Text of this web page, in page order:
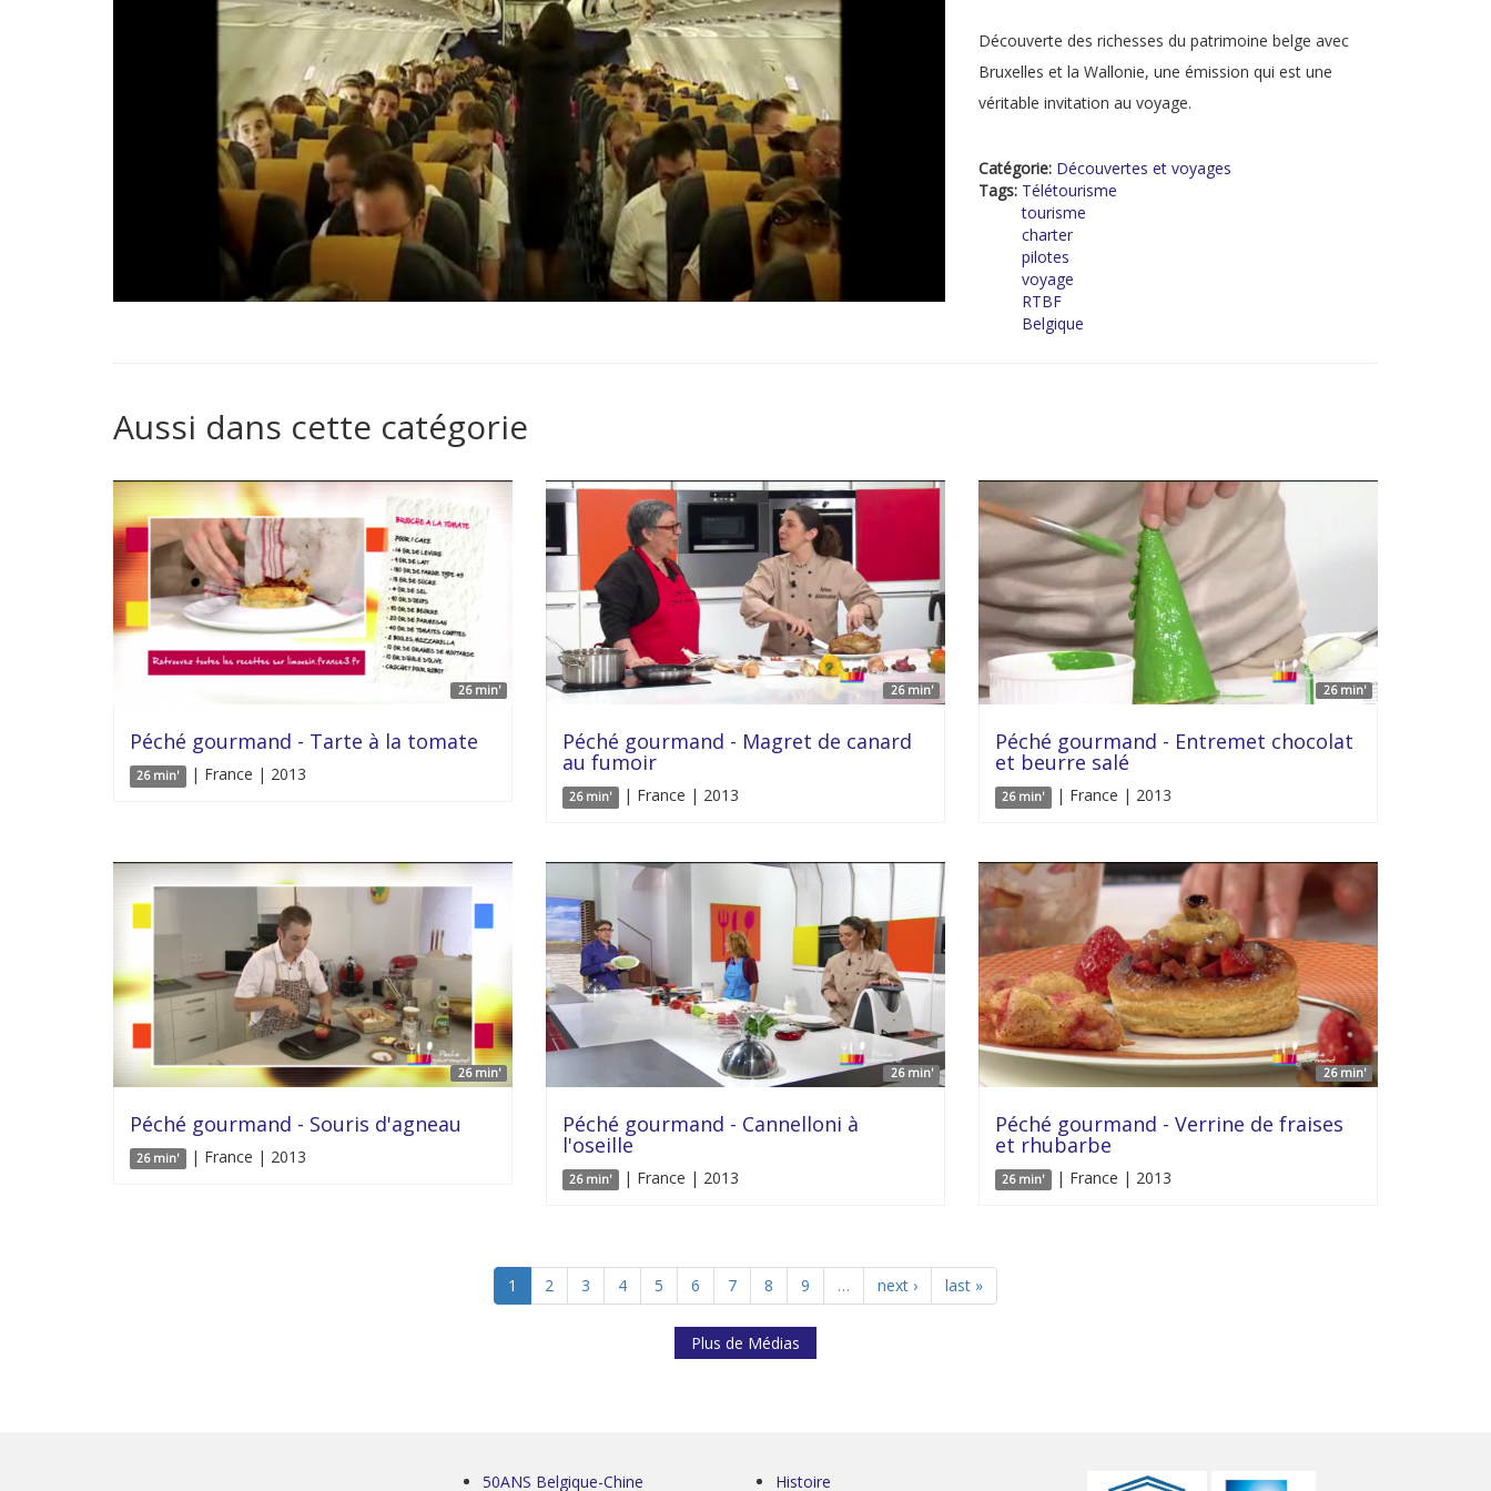
Découverte des richesses du patrimoine belge avec
Bruxelles et la Wallonie, une émission qui est une
véritable invitation au voyage.
Catégorie: Découvertes et voyages
Tags: Télétourisme
tourisme
charter
pilotes
voyage
RTBF
Belgique
Aussi dans cette catégorie
26 min'
Péché gourmand - Tarte à la tomate
26 min' | France | 2013
26 min'
Péché gourmand - Magret de canard
au fumoir
26 min' | France | 2013
26 min'
Péché gourmand - Entremet chocolat
et beurre salé
26 min' | France | 2013
26 min'
Péché gourmand - Souris d'agneau
26 min' | France | 2013
26 min'
Péché gourmand - Cannelloni à
l'oseille
26 min' | France | 2013
26 min'
Péché gourmand - Verrine de fraises
et rhubarbe
26 min' | France | 2013
1 2 3 4 5 6 7 8 9 … next › last »
Plus de Médias
50ANS Belgique-Chine Histoire